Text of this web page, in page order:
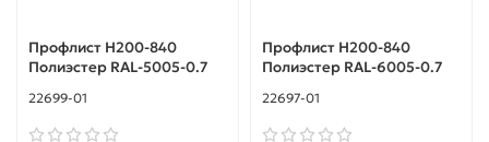
Профлист Н200-840
Полиэстер RAL-5005-0.7
22699-01
Профлист Н200-840
Полиэстер RAL-6005-0.7
22697-01